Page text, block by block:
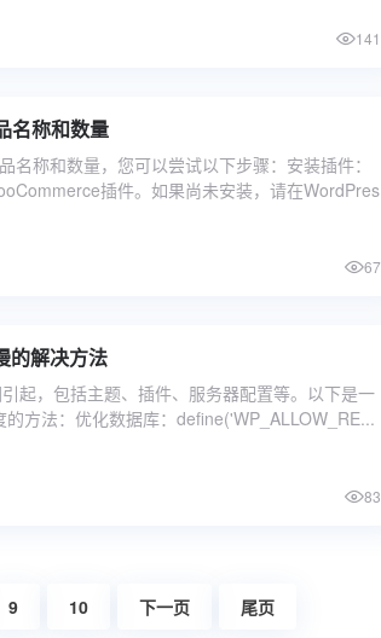
141
名称和数量
称和数量，您可以尝试以下步骤：安装插件：
插件。如果尚未安装，请在WordPres
67
的解决方法
起，包括主题、插件、服务器配置等。以下是一
方法：优化数据库：define('WP_ALLOW_RE...
83
9 10 下一页 尾页